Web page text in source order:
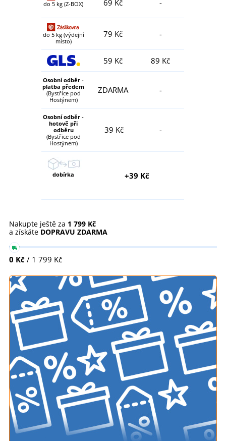
do 5 kg (Z-BOX) 69 Kč -
do 5 kg (výdejní
místo)
79 Kč -
59 Kč 89 Kč
Osobní odběr -
platba předem
(Bystřice pod
Hostýnem)
ZDARMA -
Osobní odběr -
hotově při
odběru
(Bystřice pod
Hostýnem)
39 Kč -
dobírka +39 Kč
Nakupte ještě za 1 799 Kč
a získáte DOPRAVU ZDARMA
0 Kč / 1 799 Kč